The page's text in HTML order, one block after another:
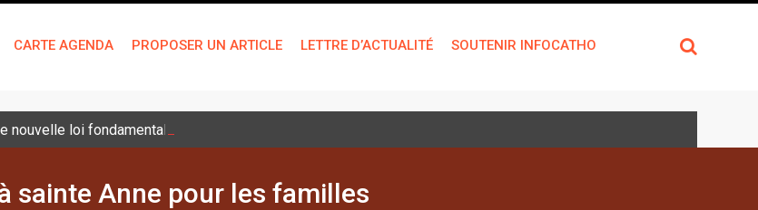
CARTE AGENDA PROPOSER UN ARTICLE LETTRE D’ACTUALITÉ SOUTENIR INFOCATHO
nouvelle loi fondamentale
sainte Anne pour les familles